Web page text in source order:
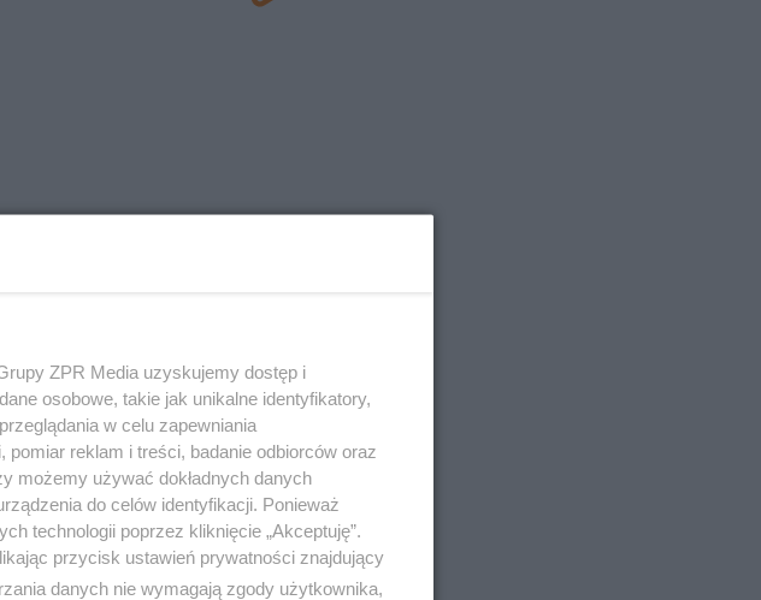
ZPR Media uzyskujemy dostęp i
osobowe, takie jak unikalne identyfikatory,
w celu zapewniania
reklam i treści, badanie odbiorców oraz
możemy używać dokładnych danych
do celów identyfikacji. Ponieważ
technologii poprzez kliknięcie „Akceptuję”.
przycisk ustawień prywatności znajdujący
danych nie wymagają zgody użytkownika,